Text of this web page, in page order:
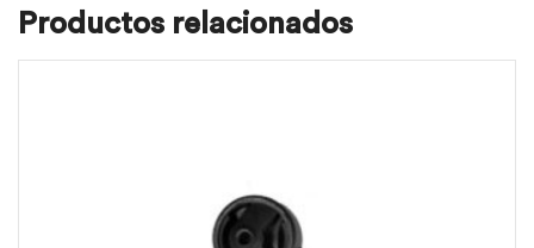
Productos relacionados